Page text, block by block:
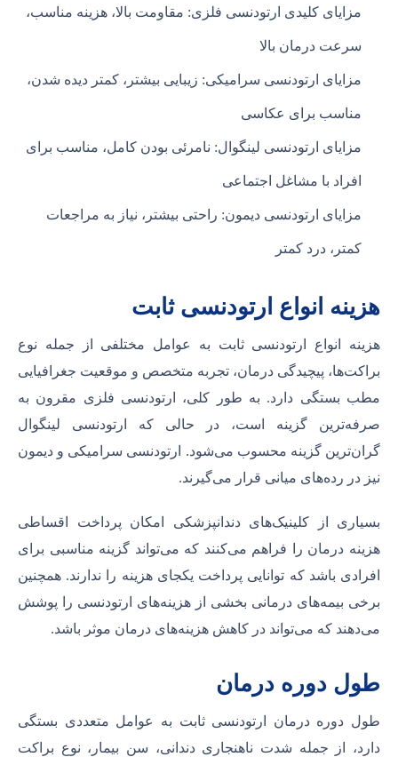
مزایای کلیدی ارتودنسی فلزی: مقاومت بالا، هزینه مناسب،
سرعت درمان بالا
مزایای ارتودنسی سرامیکی: زیبایی بیشتر، کمتر دیده شدن،
مناسب برای عکاسی
مزایای ارتودنسی لینگوال: نامرئی بودن کامل، مناسب برای
افراد با مشاغل اجتماعی
مزایای ارتودنسی دیمون: راحتی بیشتر، نیاز به مراجعات
کمتر، درد کمتر
هزینه انواع ارتودنسی ثابت
هزینه انواع ارتودنسی ثابت به عوامل مختلفی از جمله نوع
براکت‌ها، پیچیدگی درمان، تجربه متخصص و موقعیت جغرافیایی
مطب بستگی دارد. به طور کلی، ارتودنسی فلزی مقرون به
صرفه‌ترین گزینه است، در حالی که ارتودنسی لینگوال
گران‌ترین گزینه محسوب می‌شود. ارتودنسی سرامیکی و دیمون
نیز در رده‌های میانی قرار می‌گیرند.
بسیاری از کلینیک‌های دندانپزشکی امکان پرداخت اقساطی
هزینه درمان را فراهم می‌کنند که می‌تواند گزینه مناسبی برای
افرادی باشد که توانایی پرداخت یکجای هزینه را ندارند. همچنین
برخی بیمه‌های درمانی بخشی از هزینه‌های ارتودنسی را پوشش
می‌دهند که می‌تواند در کاهش هزینه‌های درمان موثر باشد.
طول دوره درمان
طول دوره درمان ارتودنسی ثابت به عوامل متعددی بستگی
دارد، از جمله شدت ناهنجاری دندانی، سن بیمار، نوع براکت